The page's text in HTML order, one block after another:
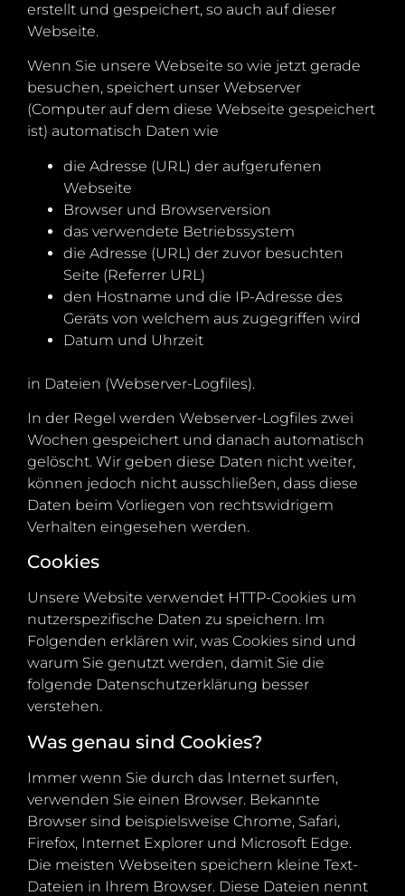
erstellt und gespeichert, so auch auf dieser
Webseite.
Wenn Sie unsere Webseite so wie jetzt gerade
besuchen, speichert unser Webserver
(Computer auf dem diese Webseite gespeichert
ist) automatisch Daten wie
die Adresse (URL) der aufgerufenen
Webseite
Browser und Browserversion
das verwendete Betriebssystem
die Adresse (URL) der zuvor besuchten
Seite (Referrer URL)
den Hostname und die IP-Adresse des
Geräts von welchem aus zugegriffen wird
Datum und Uhrzeit
in Dateien (Webserver-Logfiles).
In der Regel werden Webserver-Logfiles zwei
Wochen gespeichert und danach automatisch
gelöscht. Wir geben diese Daten nicht weiter,
können jedoch nicht ausschließen, dass diese
Daten beim Vorliegen von rechtswidrigem
Verhalten eingesehen werden.
Cookies
Unsere Website verwendet HTTP-Cookies um
nutzerspezifische Daten zu speichern. Im
Folgenden erklären wir, was Cookies sind und
warum Sie genutzt werden, damit Sie die
folgende Datenschutzerklärung besser
verstehen.
Was genau sind Cookies?
Immer wenn Sie durch das Internet surfen,
verwenden Sie einen Browser. Bekannte
Browser sind beispielsweise Chrome, Safari,
Firefox, Internet Explorer und Microsoft Edge.
Die meisten Webseiten speichern kleine Text-
Dateien in Ihrem Browser. Diese Dateien nennt